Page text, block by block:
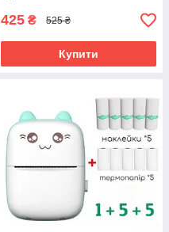
425 ₴ 525 ₴
Купити